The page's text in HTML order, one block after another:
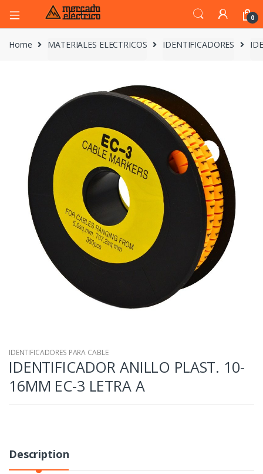
0
Home MATERIALES ELECTRICOS IDENTIFICADORES
IDENTIFICADORES PARA CABLE
IDENTIFICADOR ANILLO PLAST. 10-
16MM EC-3 LETRA A
Description